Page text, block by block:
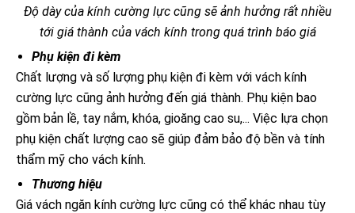
Độ dày của kính cường lực cũng sẽ ảnh hưởng rất nhiều
tới giá thành của vách kính trong quá trình báo giá
Phụ kiện đi kèm
Chất lượng và số lượng phụ kiện đi kèm với vách kính
cường lực cũng ảnh hưởng đến giá thành. Phụ kiện bao
gồm bản lề, tay nắm, khóa, gioăng cao su,... Việc lựa chọn
phụ kiện chất lượng cao sẽ giúp đảm bảo độ bền và tính
thẩm mỹ cho vách kính.
Thương hiệu
Giá vách ngăn kính cường lực cũng có thể khác nhau tùy